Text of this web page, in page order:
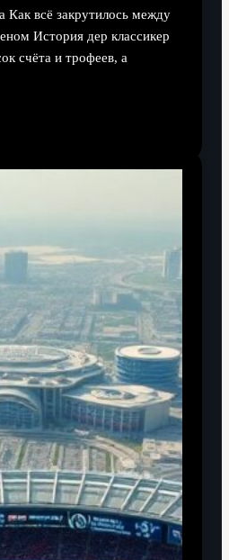
Как всё закрутилось между
История дер классикер
счёта и трофеев, а